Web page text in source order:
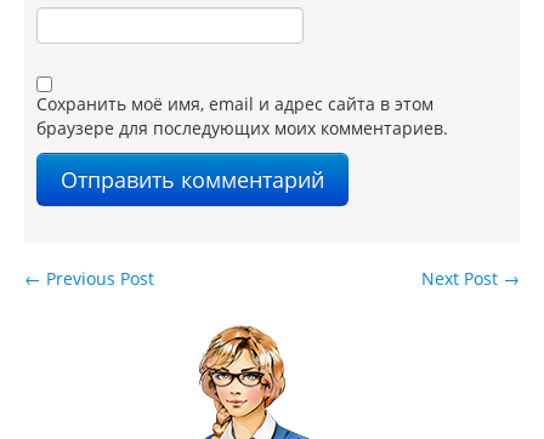
Сохранить моё имя, email и адрес сайта в этом
браузере для последующих моих комментариев.
Next Post →
← Previous Post